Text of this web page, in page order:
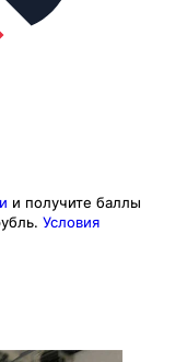
и получите баллы
Условия